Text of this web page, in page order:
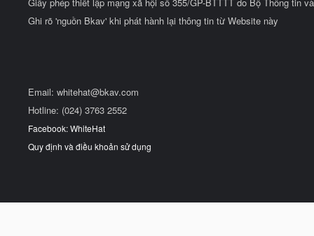
Ghi rõ 'nguồn Bkav' khi phát hành lại thông tin từ Website này
Email: whitehat@bkav.com
Hotline: (024) 3763 2552
Facebook: WhiteHat
Quy định và điều khoản sử dụng